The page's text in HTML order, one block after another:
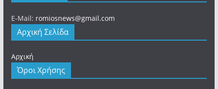
E-Mail: romiosnews@gmail.com
Αρχική Σελίδα
Αρχική
Όροι Χρήσης